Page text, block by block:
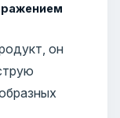
он